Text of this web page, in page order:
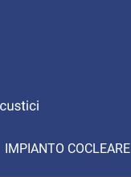
IMPIANTO COCLEARE